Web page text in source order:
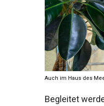
Auch im Haus des
Begleitet